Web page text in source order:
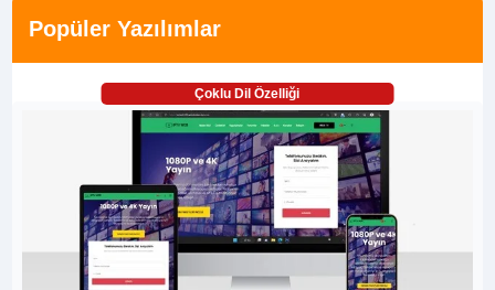
Popüler Yazılımlar
Çoklu Dil Özelliği